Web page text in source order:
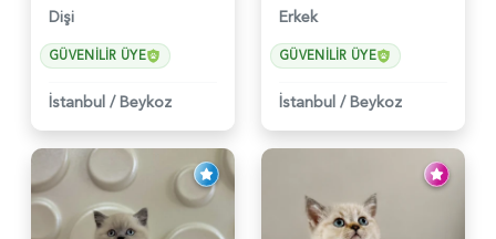
Dişi
GÜVENILIR ÜYE
İstanbul / Beykoz
Erkek
GÜVENILIR ÜYE
İstanbul / Beykoz